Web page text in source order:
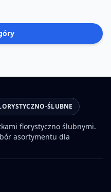
ŚLUBNE
florystyczno ślubnymi.
asortymentu dla